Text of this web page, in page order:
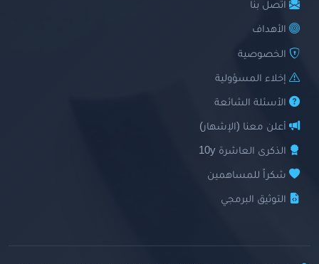
اتصل بنا
الأهداف
الخصوصية
إخلاء المسؤولية
الأسئلة الشائعة
أعلن معنا (الإشهار)
الذكرى العاشرة 10y
شكراً للمساهمين
التوثيق البرمجي